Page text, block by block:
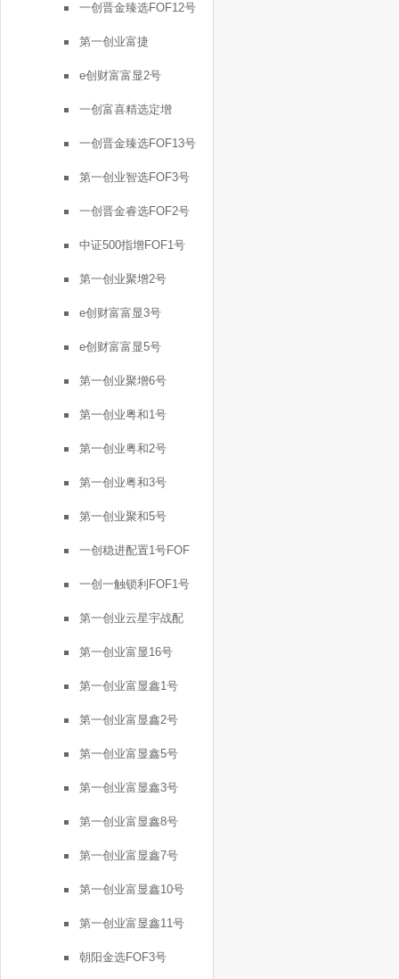
一创晋金臻选FOF12号
第一创业富捷
e创财富富显2号
一创富喜精选定增
一创晋金臻选FOF13号
第一创业智选FOF3号
一创晋金睿选FOF2号
中证500指增FOF1号
第一创业聚增2号
e创财富富显3号
e创财富富显5号
第一创业聚增6号
第一创业粤和1号
第一创业粤和2号
第一创业粤和3号
第一创业聚和5号
一创稳进配置1号FOF
一创一触锁利FOF1号
第一创业云星宇战配
第一创业富显16号
第一创业富显鑫1号
第一创业富显鑫2号
第一创业富显鑫5号
第一创业富显鑫3号
第一创业富显鑫8号
第一创业富显鑫7号
第一创业富显鑫10号
第一创业富显鑫11号
朝阳金选FOF3号